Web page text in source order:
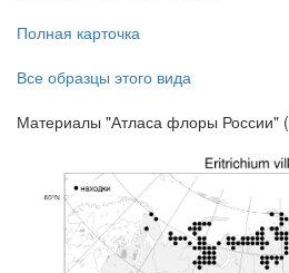
Полная карточка
Все образцы этого вида
Материалы "Атласа флоры России" (